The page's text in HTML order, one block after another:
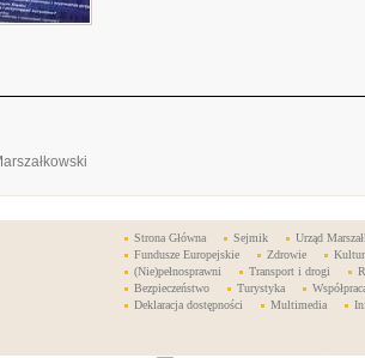
Strona Główna Sejmik Urząd
Fundusze Europejskie
Zdrowie
(Nie)pełnosprawni
Transport i drogi
Bezpieczeństwo
Turystyka
Deklaracja dostępności
Multimedia